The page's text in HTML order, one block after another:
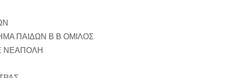
ΠΑΙΔΩΝ Β Β ΟΜΙΛΟΣ
ΝΕΑΠΟΛΗ